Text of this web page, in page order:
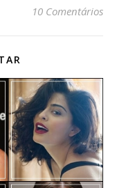
10 Comentários